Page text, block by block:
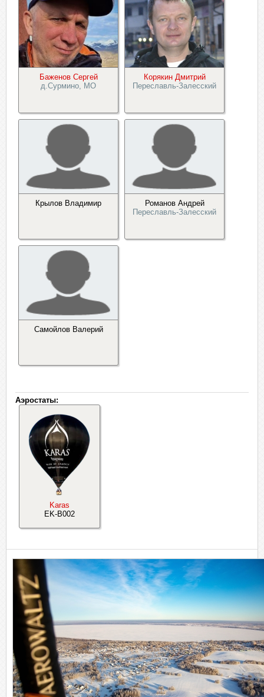
Баженов Сергей
д.Сурмино, МО
Корякин Дмитрий
Переславль-Залесский
Крылов Владимир
Романов Андрей
Переславль-Залесский
Самойлов Валерий
Аэростаты:
Karas
EK-B002